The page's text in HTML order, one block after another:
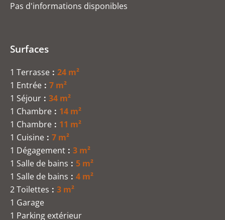
Pas d'informations disponibles
Surfaces
1 Terrasse
24 m²
1 Entrée
7 m²
1 Séjour
34 m²
1 Chambre
14 m²
1 Chambre
11 m²
1 Cuisine
7 m²
1 Dégagement
3 m²
1 Salle de bains
5 m²
1 Salle de bains
4 m²
2 Toilettes
3 m²
1 Garage
1 Parking extérieur